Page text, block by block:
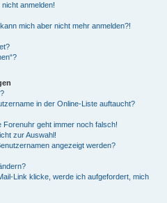
anmelden!
mich aber nicht mehr anmelden?!
in der Online-Liste auftaucht?
Forenuhr geht immer noch falsch!
zur Auswahl!
angezeigt werden?
Link klicke, werde ich aufgefordert, mich